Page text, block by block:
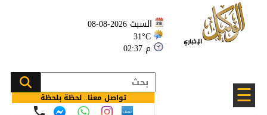
السبت 2026-08-08
31°C
02:37 م
☰ تواصل معنا.. لحظة بلحظة